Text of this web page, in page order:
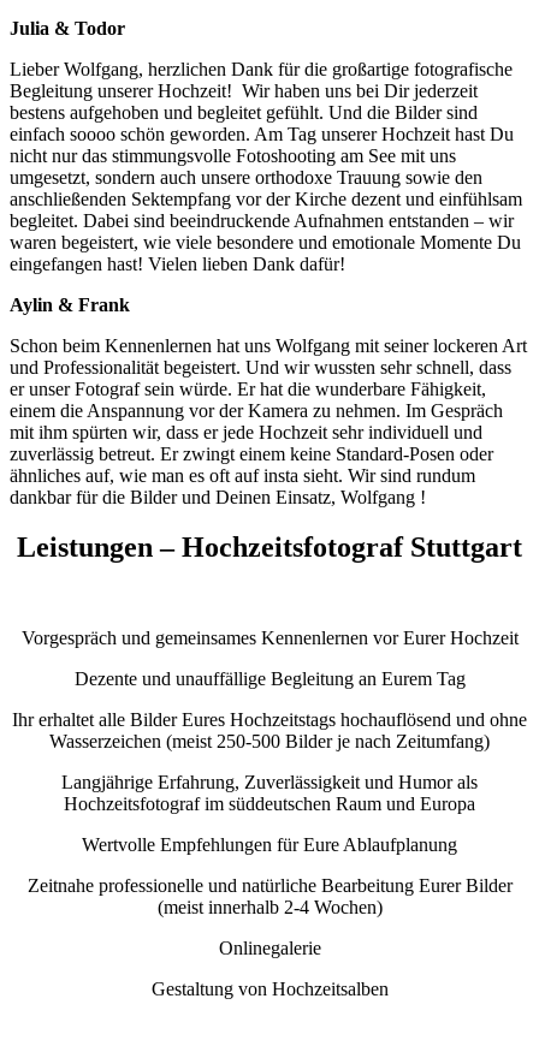
Julia & Todor
Lieber Wolfgang, herzlichen Dank für die großartige fotografische
Begleitung unserer Hochzeit! Wir haben uns bei Dir jederzeit
bestens aufgehoben und begleitet gefühlt. Und die Bilder sind
einfach soooo schön geworden. Am Tag unserer Hochzeit hast Du
nicht nur das stimmungsvolle Fotoshooting am See mit uns
umgesetzt, sondern auch unsere orthodoxe Trauung sowie den
anschließenden Sektempfang vor der Kirche dezent und einfühlsam
begleitet. Dabei sind beeindruckende Aufnahmen entstanden – wir
waren begeistert, wie viele besondere und emotionale Momente Du
eingefangen hast! Vielen lieben Dank dafür!
Aylin & Frank
Schon beim Kennenlernen hat uns Wolfgang mit seiner lockeren Art
und Professionalität begeistert. Und wir wussten sehr schnell, dass
er unser Fotograf sein würde. Er hat die wunderbare Fähigkeit,
einem die Anspannung vor der Kamera zu nehmen. Im Gespräch
mit ihm spürten wir, dass er jede Hochzeit sehr individuell und
zuverlässig betreut. Er zwingt einem keine Standard-Posen oder
ähnliches auf, wie man es oft auf insta sieht. Wir sind rundum
dankbar für die Bilder und Deinen Einsatz, Wolfgang !
Leistungen – Hochzeitsfotograf Stuttgart
Vorgespräch und gemeinsames Kennenlernen vor Eurer Hochzeit
Dezente und unauffällige Begleitung an Eurem Tag
Ihr erhaltet alle Bilder Eures Hochzeitstags hochauflösend und ohne
Wasserzeichen (meist 250-500 Bilder je nach Zeitumfang)
Langjährige Erfahrung, Zuverlässigkeit und Humor als
Hochzeitsfotograf im süddeutschen Raum und Europa
Wertvolle Empfehlungen für Eure Ablaufplanung
Zeitnahe professionelle und natürliche Bearbeitung Eurer Bilder
(meist innerhalb 2-4 Wochen)
Onlinegalerie
Gestaltung von Hochzeitsalben